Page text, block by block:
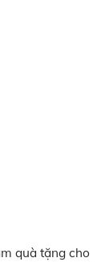
quà tặng cho